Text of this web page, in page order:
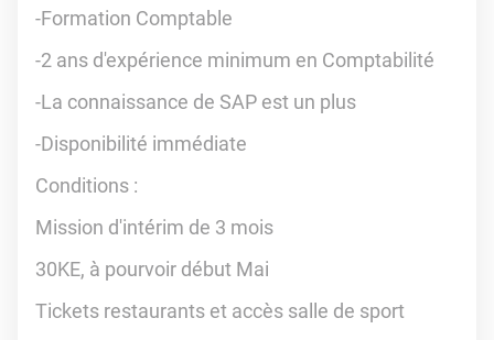
-Formation Comptable
-2 ans d'expérience minimum en Comptabilité
-La connaissance de SAP est un plus
-Disponibilité immédiate
Conditions :
Mission d'intérim de 3 mois
30KE, à pourvoir début Mai
Tickets restaurants et accès salle de sport